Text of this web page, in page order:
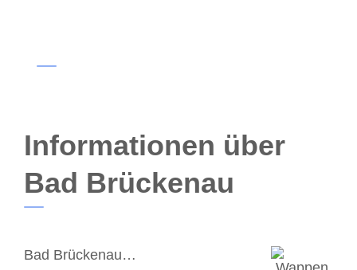
Informationen über
Bad Brückenau
Bad Brückenau…